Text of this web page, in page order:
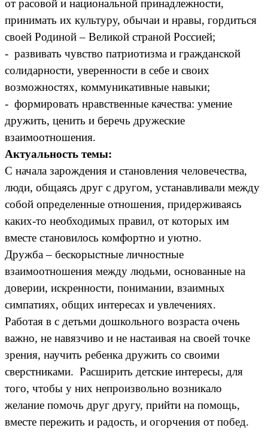
от расовой и национальной принадлежности,
принимать их культуру, обычаи и нравы, гордиться
своей Родиной – Великой страной Россией;
- развивать чувство патриотизма и гражданской
солидарности, уверенности в себе и своих
возможностях, коммуникативные навыки;
- формировать нравственные качества: умение
дружить, ценить и беречь дружеские
взаимоотношения.
Актуальность темы:
С начала зарождения и становления человечества,
люди, общаясь друг с другом, устанавливали между
собой определенные отношения, придерживаясь
каких-то необходимых правил, от которых им
вместе становилось комфортно и уютно.
Дружба – бескорыстные личностные
взаимоотношения между людьми, основанные на
доверии, искренности, понимании, взаимных
симпатиях, общих интересах и увлечениях.
Работая в с детьми дошкольного возраста очень
важно, не навязчиво и не настаивая на своей точке
зрения, научить ребенка дружить со своими
сверстниками. Расширить детские интересы, для
того, чтобы у них непроизвольно возникало
желание помочь друг другу, прийти на помощь,
вместе пережить и радость, и огорчения от побед.